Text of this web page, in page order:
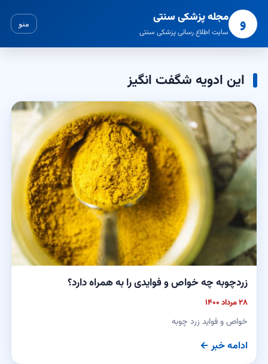
و مجله پزشکی سنتی
سایت اطلاع رسانی پزشکی سنتی
منو
این ادویه شگفت انگیز
زردچوبه چه خواص و فوایدی را به همراه دارد؟
۲۸ مرداد ۱۴۰۰
خواص و فواید زرد چوبه
ادامه خبر ←